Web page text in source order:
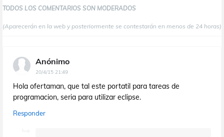
TODOS LOS COMENTARIOS SON MODERADOS
(Aparecerán en la web y posteriormente se contestarán en menos de 24 horas)
Anónimo
20/4/15 21:49
Hola ofertaman, que tal este portatil para tareas de
programacion, seria para utilizar eclipse.
Responder